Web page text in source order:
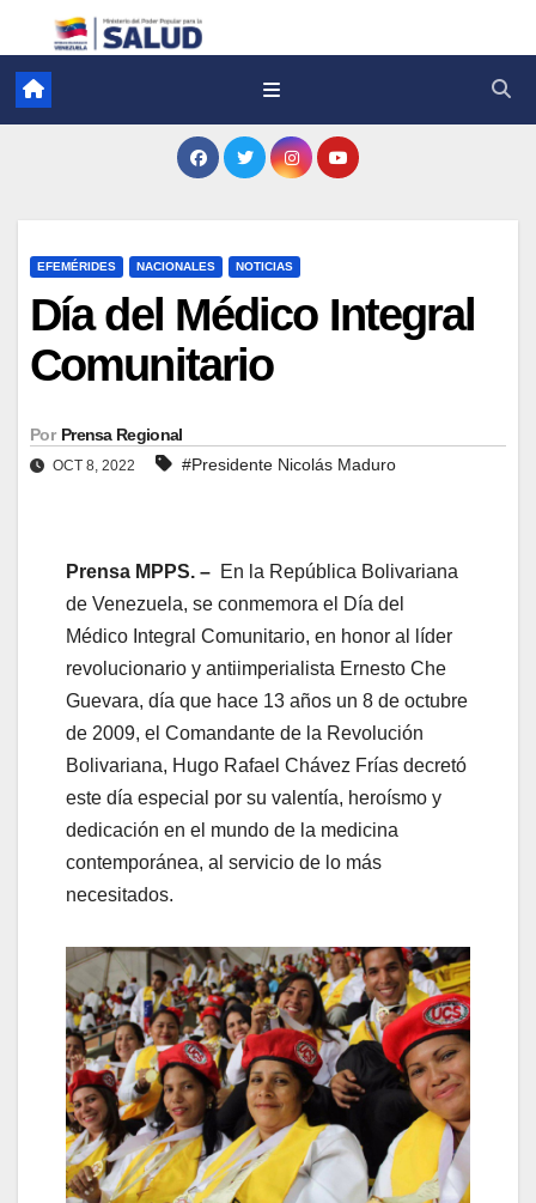
EFEMÉRIDES NACIONALES NOTICIAS
Día del Médico Integral
Comunitario
Por Prensa Regional
OCT 8, 2022 #Presidente Nicolás Maduro
Prensa MPPS. – En la República Bolivariana
de Venezuela, se conmemora el Día del
Médico Integral Comunitario, en honor al líder
revolucionario y antiimperialista Ernesto Che
Guevara, día que hace 13 años un 8 de octubre
de 2009, el Comandante de la Revolución
Bolivariana, Hugo Rafael Chávez Frías decretó
este día especial por su valentía, heroísmo y
dedicación en el mundo de la medicina
contemporánea, al servicio de lo más
necesitados.